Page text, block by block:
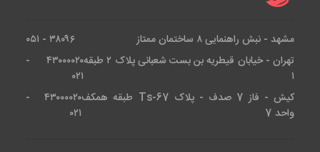
مشهد - نبش راهنمایی ۸ ساختمان ممتاز
۳۸۰۹۶ - ۰۵۱
تهران - خیابان قیطریه بن بست شعبانی پلاک ۲ طبقه
۱
۴۳۰۰۰۰۲۰ -
۰۲۱
کیش - فاز 7 صدف - پلاک Ts-67 طبقه همکف
واحد 7
۴۳۰۰۰۰۲۰ -
۰۲۱